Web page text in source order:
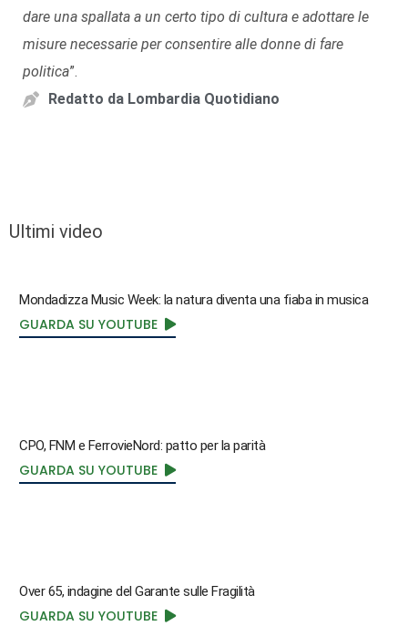
dare una spallata a un certo tipo di cultura e adottare le
misure necessarie per consentire alle donne di fare
politica”.
Redatto da Lombardia Quotidiano
Ultimi video
Mondadizza Music Week: la natura diventa una fiaba in musica
GUARDA SU YOUTUBE
CPO, FNM e FerrovieNord: patto per la parità
GUARDA SU YOUTUBE
Over 65, indagine del Garante sulle Fragilità
GUARDA SU YOUTUBE